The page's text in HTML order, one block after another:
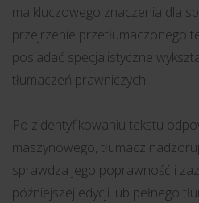
ma kluczowego znaczenia dla
przejrzenie przetłumaczonego
posiadać specjalistyczne
tłumaczeń prawniczych.
Po zidentyfikowaniu tekstu
maszynowego, tłumacz
sprawdza jego poprawność i
późniejszej edycji lub pełnego